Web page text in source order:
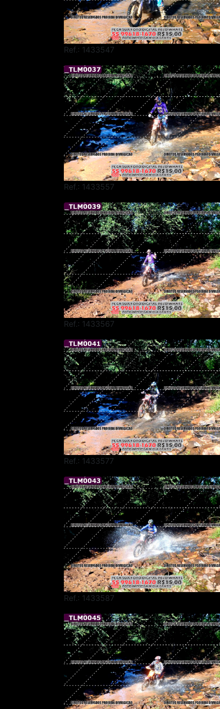
Ref.: 1433547
Ref.: 1433557
Ref.: 1433567
Ref.: 1433577
Ref.: 1433587